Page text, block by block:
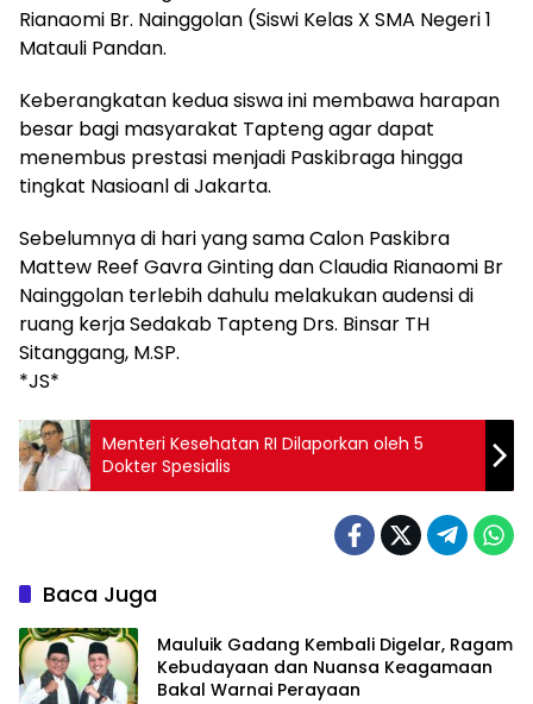
Rianaomi Br. Nainggolan (Siswi Kelas X SMA Negeri 1
Matauli Pandan.
Keberangkatan kedua siswa ini membawa harapan
besar bagi masyarakat Tapteng agar dapat
menembus prestasi menjadi Paskibraga hingga
tingkat Nasioanl di Jakarta.
Sebelumnya di hari yang sama Calon Paskibra
Mattew Reef Gavra Ginting dan Claudia Rianaomi Br
Nainggolan terlebih dahulu melakukan audensi di
ruang kerja Sedakab Tapteng Drs. Binsar TH
Sitanggang, M.SP.
*JS*
Menteri Kesehatan RI Dilaporkan oleh 5
Dokter Spesialis
Baca Juga
Mauluik Gadang Kembali Digelar, Ragam
Kebudayaan dan Nuansa Keagamaan
Bakal Warnai Perayaan